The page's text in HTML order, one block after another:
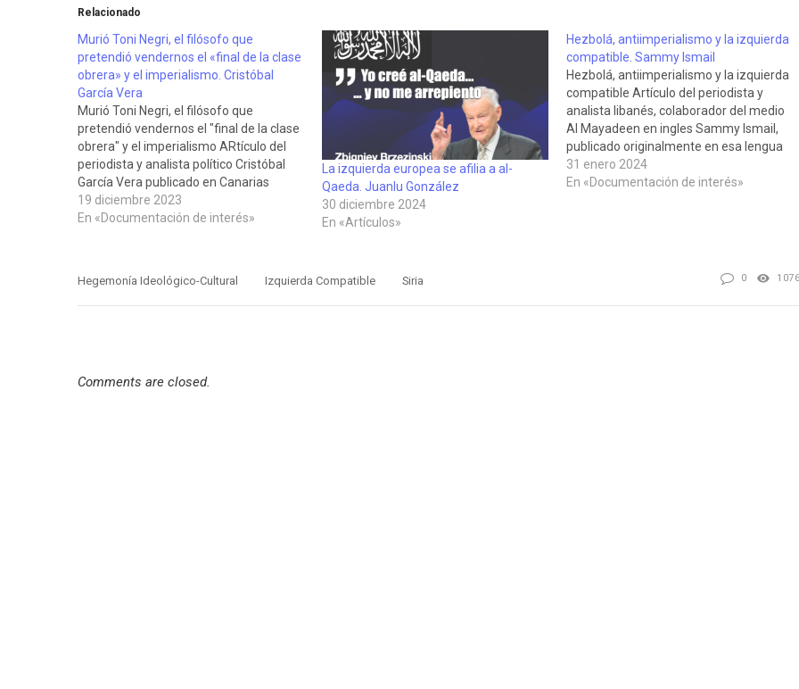
Relacionado
Murió Toni Negri, el filósofo que
pretendió vendernos el «final de la clase
obrera» y el imperialismo. Cristóbal
García Vera
Murió Toni Negri, el filósofo que
pretendió vendernos el "final de la clase
obrera" y el imperialismo ARtículo del
periodista y analista político Cristóbal
García Vera publicado en Canarias
Semanal, el 18 de diciembre de 2023. La
mayor relevancia pública de Negri se
19 diciembre 2023
En «Documentación de interés»
La izquierda europea se afilia a al-
Qaeda. Juanlu González
30 diciembre 2024
En «Artículos»
Hezbolá, antiimperialismo y la izquierda
compatible. Sammy Ismail
Hezbolá, antiimperialismo y la izquierda
compatible Artículo del periodista y
analista libanés, colaborador del medio
Al Mayadeen en ingles Sammy Ismail,
publicado originalmente en esa lengua
el 11 de marzo de 2023 y traducido para
el FAI por nuestros compañeros. "Uno
31 enero 2024
En «Documentación de interés»
Hegemonía Ideológico-Cultural Izquierda Compatible Siria 0 1076
Comments are closed.